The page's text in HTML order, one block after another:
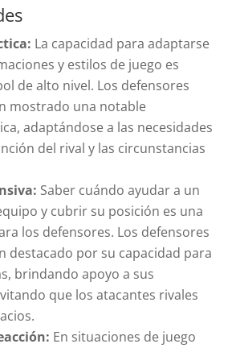
La capacidad para adaptarse
y estilos de juego es
de alto nivel. Los defensores
mostrado una notable
adaptándose a las necesidades
del rival y las circunstancias
Saber cuándo ayudar a un
y cubrir su posición es una
los defensores. Los defensores
destacado por su capacidad para
brindando apoyo a sus
que los atacantes rivales
En situaciones de juego